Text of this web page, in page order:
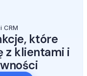
CRM
które
z klientami i